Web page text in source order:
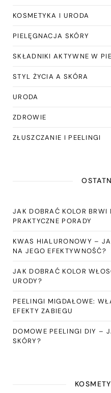
KOSMETYKA I URODA
PIELĘGNACJA SKÓRY
SKŁADNIKI AKTYWNE W
STYL ŻYCIA A SKÓRA
URODA
ZDROWIE
ZŁUSZCZANIE I PEELINGI
JAK DOBRAĆ KOLOR
PRAKTYCZNE PORADY
KWAS HIALURONOWY –
NA JEGO EFEKTYWNOŚĆ?
JAK DOBRAĆ KOLOR
URODY?
PEELINGI MIGDAŁOWE:
EFEKTY ZABIEGU
DOMOWE PEELINGI DIY –
SKÓRY?